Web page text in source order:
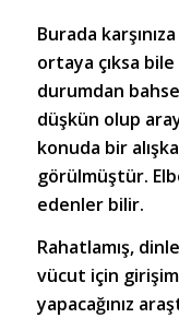
Burada
ortaya çıksa
durumdan
düşkün olup
konuda bir
görülmüştür.
edenler bilir.
Rahatlamış,
vücut için
yapacağınız